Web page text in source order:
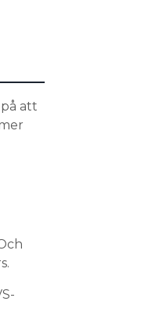
att